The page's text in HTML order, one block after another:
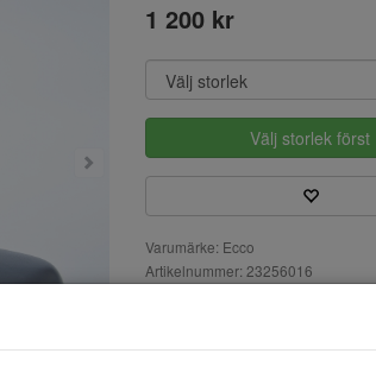
1 200 kr
Välj storlek först
Varumärke: Ecco
Artikelnummer: 23256016